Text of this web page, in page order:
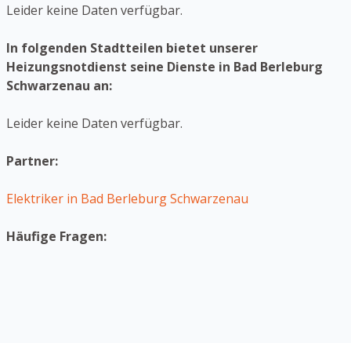
Leider keine Daten verfügbar.
In folgenden Stadtteilen bietet unserer
Heizungsnotdienst seine Dienste in Bad Berleburg
Schwarzenau an:
Leider keine Daten verfügbar.
Partner:
Elektriker in Bad Berleburg Schwarzenau
Häufige Fragen: